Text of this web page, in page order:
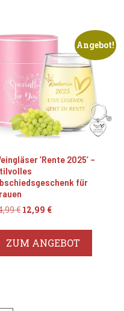
Angebot!
‘Rente 2025’ –
für
€ Ursprünglicher
war:
14,99 €
12,99 €Aktueller
ist:
12,99 €.
ZUM ANGEBOT